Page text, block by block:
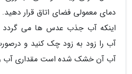
دمای معمولی فضای اتاق قرار
اینکه آب جذب عدس ها می گردد
آب را زود به زود چک کنید و
آب آن خشک شده است مقداری آب